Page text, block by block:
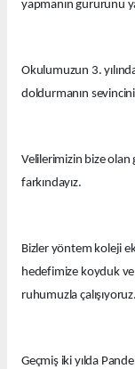
yapmanın gururunu
Okulumuzun 3.
doldurmanın
Velilerimizin bize olan
farkındayız.
Bizler yöntem koleji
hedefimize koyduk
ruhumuzla çalışıyoruz.
Geçmiş iki yılda